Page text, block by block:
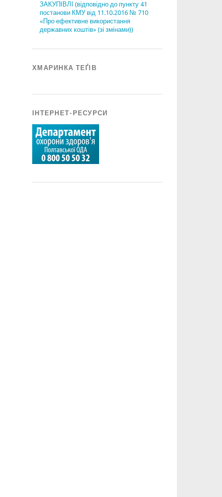
ЗАКУПІВЛІ (відповідно до пункту 41
постанови КМУ від 11.10.2016 № 710
«Про ефективне використання
державних коштів» (зі змінами))
ХМАРИНКА ТЕҐІВ
ІНТЕРНЕТ-РЕСУРСИ